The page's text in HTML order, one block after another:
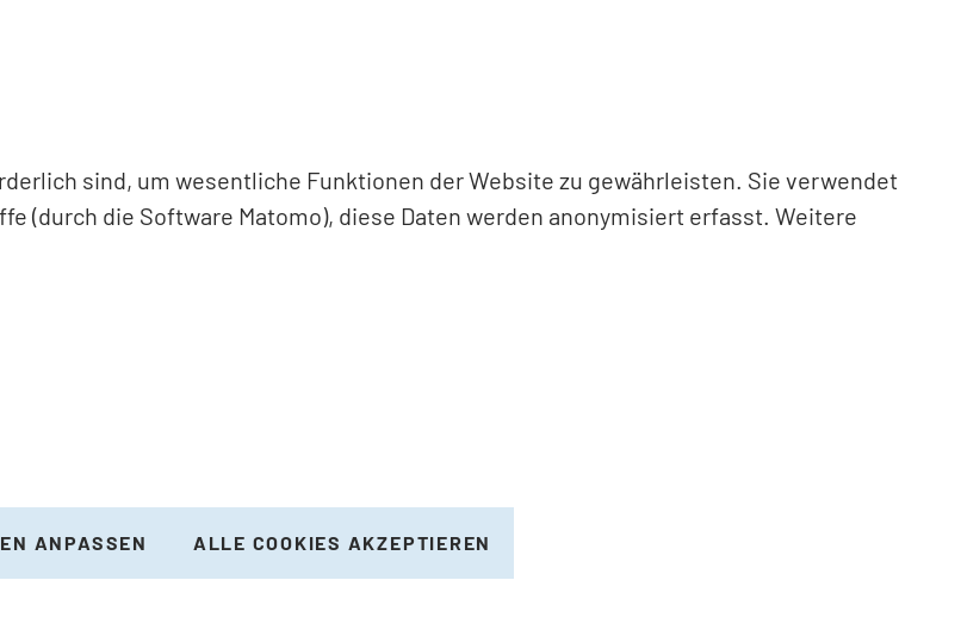
sind, um wesentliche Funktionen der Website zu gewährleisten. Sie verwendet
(durch die Software Matomo), diese Daten werden anonymisiert erfasst. Weitere
ANPASSEN ALLE COOKIES AKZEPTIEREN